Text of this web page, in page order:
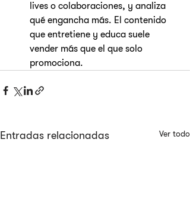
lives o colaboraciones, y analiza
qué engancha más. El contenido
que entretiene y educa suele
vender más que el que solo
promociona.
Entradas relacionadas Ver todo